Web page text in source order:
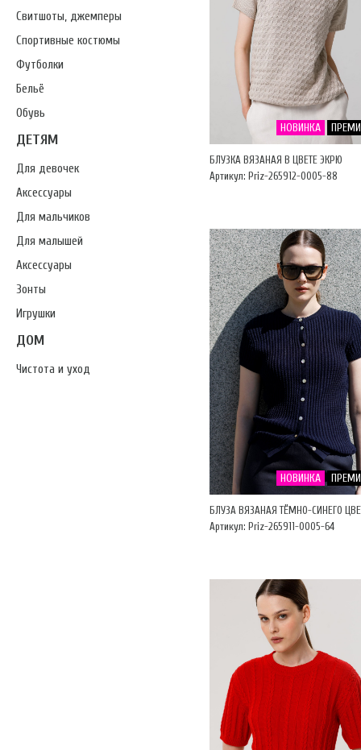
Свитшоты, джемперы
Спортивные костюмы
Футболки
Бельё
Обувь
ДЕТЯМ
Для девочек
Аксессуары
Для мальчиков
Для малышей
Аксессуары
Зонты
Игрушки
ДОМ
Чистота и уход
НОВИНКА
БЛУЗКА ВЯЗАНАЯ В ЦВЕТЕ ЭКРЮ
Артикул: Priz-265912-0005-88
НОВИНКА
БЛУЗА ВЯЗАНАЯ ТЁМНО-СИНЕГО
Артикул: Priz-265911-0005-64